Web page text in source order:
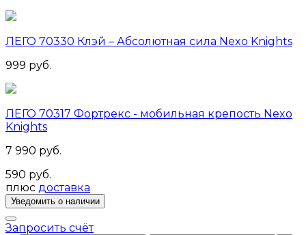
ЛЕГО 70330 Клэй – Абсолютная сила Nexo Knights
999 руб.
ЛЕГО 70317 Фортрекс - мобильная крепость Nexo
Knights
7 990 руб.
590 руб.
плюс доставка
Запросить счёт